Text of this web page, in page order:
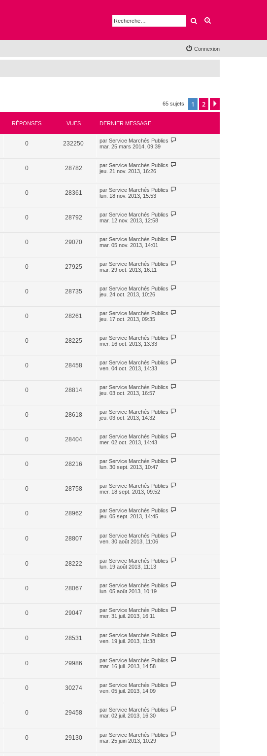
Rechercher
Connexion
65 sujets 1 2
RÉPONSES VUES DERNIER MESSAGE
0 232250 par Service Marchés Publics
mar. 25 mars 2014, 09:39
0 28782 par Service Marchés Publics
jeu. 21 nov. 2013, 16:26
0 28361 par Service Marchés Publics
lun. 18 nov. 2013, 15:53
0 28792 par Service Marchés Publics
mar. 12 nov. 2013, 12:58
0 29070 par Service Marchés Publics
mar. 05 nov. 2013, 14:01
0 27925 par Service Marchés Publics
mar. 29 oct. 2013, 16:11
0 28735 par Service Marchés Publics
jeu. 24 oct. 2013, 10:26
0 28261 par Service Marchés Publics
jeu. 17 oct. 2013, 09:35
0 28225 par Service Marchés Publics
mer. 16 oct. 2013, 13:33
0 28458 par Service Marchés Publics
ven. 04 oct. 2013, 14:33
0 28814 par Service Marchés Publics
jeu. 03 oct. 2013, 16:57
0 28618 par Service Marchés Publics
jeu. 03 oct. 2013, 14:32
0 28404 par Service Marchés Publics
mer. 02 oct. 2013, 14:43
0 28216 par Service Marchés Publics
lun. 30 sept. 2013, 10:47
0 28758 par Service Marchés Publics
mer. 18 sept. 2013, 09:52
0 28962 par Service Marchés Publics
jeu. 05 sept. 2013, 14:45
0 28807 par Service Marchés Publics
ven. 30 août 2013, 11:06
0 28222 par Service Marchés Publics
lun. 19 août 2013, 11:13
0 28067 par Service Marchés Publics
lun. 05 août 2013, 10:19
0 29047 par Service Marchés Publics
mer. 31 juil. 2013, 16:11
0 28531 par Service Marchés Publics
ven. 19 juil. 2013, 11:38
0 29986 par Service Marchés Publics
mar. 16 juil. 2013, 14:58
0 30274 par Service Marchés Publics
ven. 05 juil. 2013, 14:09
0 29458 par Service Marchés Publics
mar. 02 juil. 2013, 16:30
0 29130 par Service Marchés Publics
mar. 25 juin 2013, 10:29